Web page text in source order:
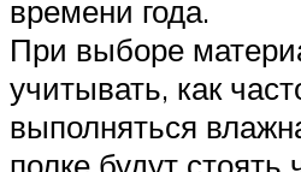
времени года.
При выборе
учитывать, как
выполняться